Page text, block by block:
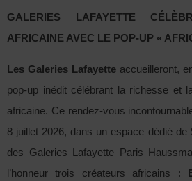
GALERIES LAFAYETTE
AFRICAINE AVEC LE POP-UP «
Les Galeries Lafayette accueilleront,
pop-up inédit célébrant la richesse et
africaine. Ce rendez-vous
8 juillet 2026, dans un espace dédié
des Galeries Lafayette Paris
l’honneur trois créateurs africains :